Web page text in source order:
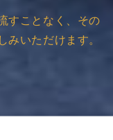
すことなく、その
みいただけます。